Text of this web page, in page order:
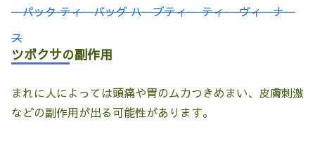
ーパック ティーバッグ ハーブティー ティー ヴィーナー
ス
ツボクサの副作用
まれに人によっては頭痛や胃のムカつきめまい、皮膚刺激
などの副作用が出る可能性があります。